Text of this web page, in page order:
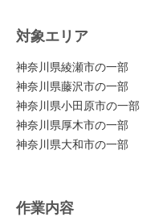
対象エリア
神奈川県綾瀬市の一部
神奈川県藤沢市の一部
神奈川県小田原市の一部
神奈川県厚木市の一部
神奈川県大和市の一部
作業内容